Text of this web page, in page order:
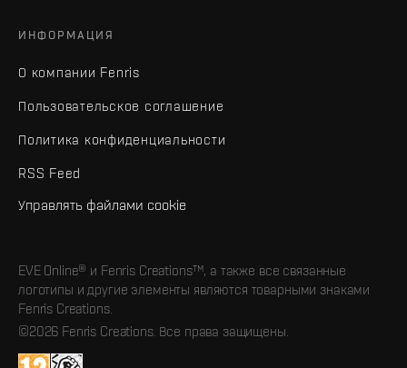
ИНФОРМАЦИЯ
О компании Fenris
Пользовательское соглашение
Политика конфиденциальности
RSS Feed
Управлять файлами cookie
EVE Online® и Fenris Creations™, а также все связанные
логотипы и другие элементы являются товарными знаками
Fenris Creations.
©2026 Fenris Creations. Все права защищены.